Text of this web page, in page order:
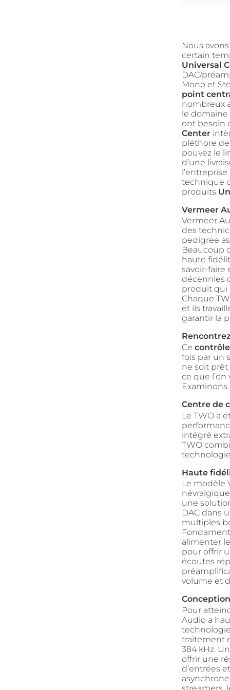
Nous
certain
Universal
DAC/
Mono et
point
nombreux
le
ont besoin
Center
pléthore
pouvez le
d’une
technique
produits
Vermeer
Vermeer
des
pedigree
Beaucoup
haute
savoir-faire
décennies
produit qui
Chaque
et ils
garantir la
Ce
fois par un
ne soit prêt
ce que
Centre de
Le TWO a
intégré
TWO
Haute
Le modèle
une
DAC dans
multiples
alimenter
pour offrir
écoutes
volume et
Pour
Audio a
traitement
384 kHz.
offrir une
d’entrées